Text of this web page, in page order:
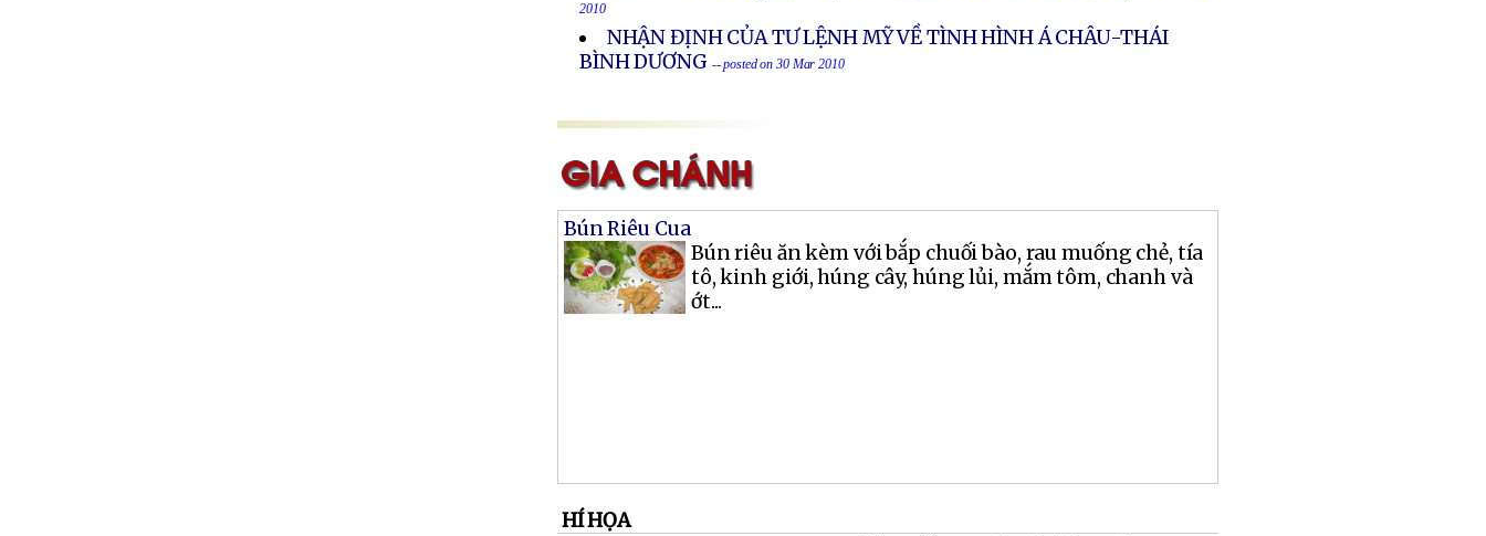
2010
NHẬN ĐỊNH CỦA TƯ LỆNH MỸ VỀ TÌNH HÌNH Á CHÂU-THÁI
BÌNH DƯƠNG -- posted on 30 Mar 2010
Bún Riêu Cua
Bún riêu ăn kèm với bắp chuối bào, rau muống chẻ, tía
tô, kinh giới, húng cây, húng lủi, mắm tôm, chanh và
ớt...
HÍ HỌA